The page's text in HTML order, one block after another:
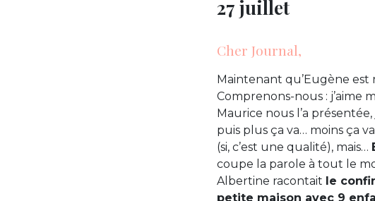
27 juillet
Cher Journal,
Maintenant qu’Eugène
Comprenons-nous : j’aime
Maurice nous l’a
puis plus ça va… moins ça
(si, c’est une qualité), mais…
coupe la parole à tout le
Albertine racontait le
petite maison avec 9